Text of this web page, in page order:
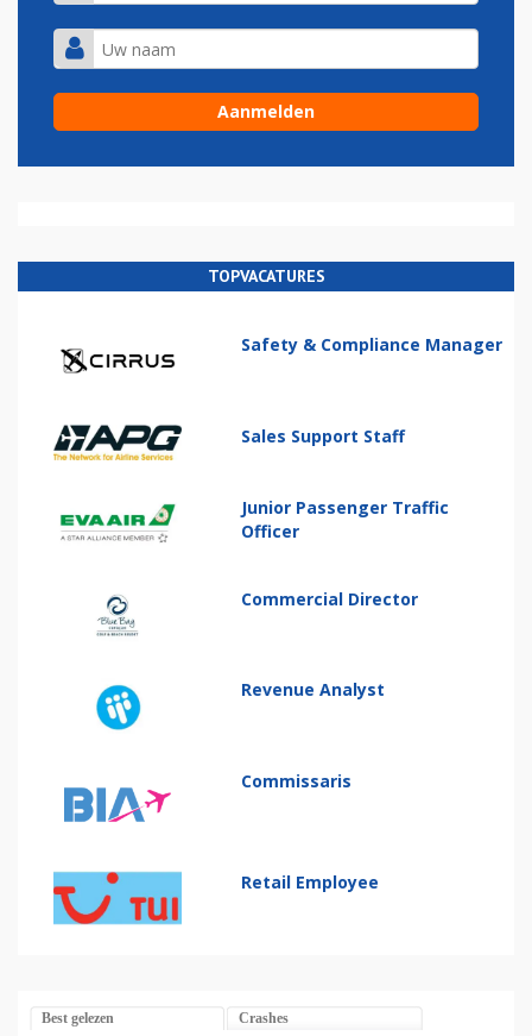
TOPVACATURES
Safety & Compliance Manager
Sales Support Staff
Junior Passenger Traffic
Officer
Commercial Director
Revenue Analyst
Commissaris
Retail Employee
Best gelezen Crashes